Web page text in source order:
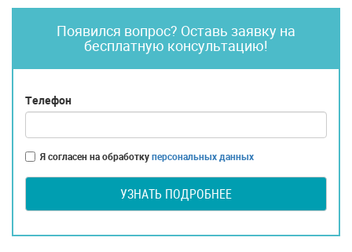
Появился вопрос? Оставь заявку на
бесплатную консультацию!
Телефон
Я согласен на обработкуперсональных данных
УЗНАТЬ ПОДРОБНЕЕ